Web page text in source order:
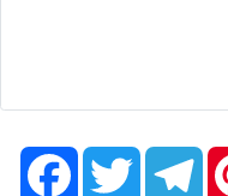
FacebookTwitter